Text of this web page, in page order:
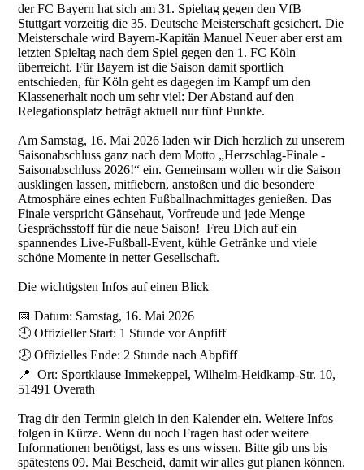
der FC Bayern hat sich am 31. Spieltag gegen den VfB
Stuttgart vorzeitig die 35. Deutsche Meisterschaft gesichert. Die
Meisterschale wird Bayern-Kapitän Manuel Neuer aber erst am
letzten Spieltag nach dem Spiel gegen den 1. FC Köln
überreicht. Für Bayern ist die Saison damit sportlich
entschieden, für Köln geht es dagegen im Kampf um den
Klassenerhalt noch um sehr viel: Der Abstand auf den
Relegationsplatz beträgt aktuell nur fünf Punkte.
Am Samstag, 16. Mai 2026 laden wir Dich herzlich zu unserem
Saisonabschluss ganz nach dem Motto „Herzschlag-Finale -
Saisonabschluss 2026!“ ein. Gemeinsam wollen wir die Saison
ausklingen lassen, mitfiebern, anstoßen und die besondere
Atmosphäre eines echten Fußballnachmittages genießen. Das
Finale verspricht Gänsehaut, Vorfreude und jede Menge
Gesprächsstoff für die neue Saison! Freu Dich auf ein
spannendes Live-Fußball-Event, kühle Getränke und viele
schöne Momente in netter Gesellschaft.
Die wichtigsten Infos auf einen Blick
📅 Datum: Samstag, 16. Mai 2026
🕘 Offizieller Start: 1 Stunde vor Anpfiff
🕗 Offizielles Ende: 2 Stunde nach Abpfiff
📍 Ort: Sportklause Immekeppel, Wilhelm-Heidkamp-Str. 10,
51491 Overath
Trag dir den Termin gleich in den Kalender ein. Weitere Infos
folgen in Kürze. Wenn du noch Fragen hast oder weitere
Informationen benötigst, lass es uns wissen. Bitte gib uns bis
spätestens 09. Mai Bescheid, damit wir alles gut planen können.